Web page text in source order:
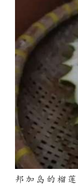
邦加岛的榴